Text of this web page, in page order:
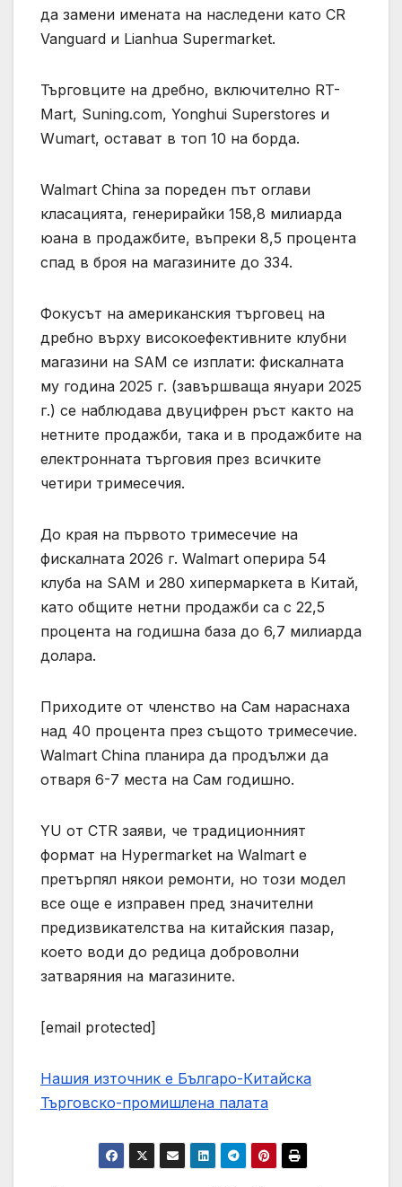
да замени имената на наследени като CR
Vanguard и Lianhua Supermarket.
Търговците на дребно, включително RT-
Mart, Suning.com, Yonghui Superstores и
Wumart, остават в топ 10 на борда.
Walmart China за пореден път оглави
класацията, генерирайки 158,8 милиарда
юана в продажбите, въпреки 8,5 процента
спад в броя на магазините до 334.
Фокусът на американския търговец на
дребно върху високоефективните клубни
магазини на SAM се изплати: фискалната
му година 2025 г. (завършваща януари 2025
г.) се наблюдава двуцифрен ръст както на
нетните продажби, така и в продажбите на
електронната търговия през всичките
четири тримесечия.
До края на първото тримесечие на
фискалната 2026 г. Walmart оперира 54
клуба на SAM и 280 хипермаркета в Китай,
като общите нетни продажби са с 22,5
процента на годишна база до 6,7 милиарда
долара.
Приходите от членство на Сам нараснаха
над 40 процента през същото тримесечие.
Walmart China планира да продължи да
отваря 6-7 места на Сам годишно.
YU от CTR заяви, че традиционният
формат на Hypermarket на Walmart е
претърпял някои ремонти, но този модел
все още е изправен пред значителни
предизвикателства на китайския пазар,
което води до редица доброволни
затваряния на магазините.
[email protected]
Нашия източник е Българо-Китайска
Търговско-промишлена палaта